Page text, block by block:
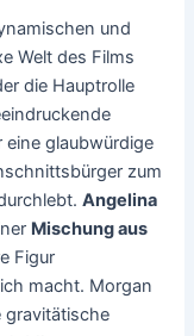
und
Welt des Films
die Hauptrolle
eine glaubwürdige
zum
Angelina
Mischung aus
Figur
macht. Morgan
gravitätische